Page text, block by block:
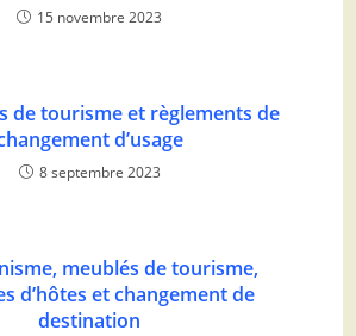
15 novembre 2023
de tourisme et règlements de
d’usage
8 septembre 2023
meublés de tourisme,
d’hôtes et changement de
destination